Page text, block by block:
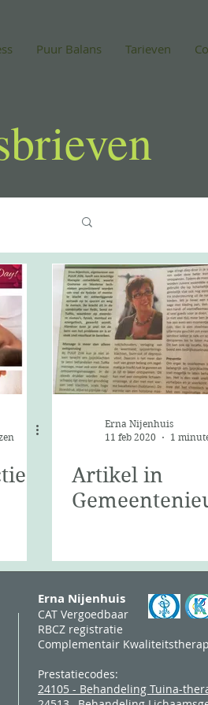
Puur Balans Tarieven
Erna Nijenhuis
11 feb 2020
1
Artikel in
Erna Nijenhuis
CAT Vergoedbaar
RBCZ registratie
Complementair
Prestatiecodes:
24105 - Behandeling Tuina-